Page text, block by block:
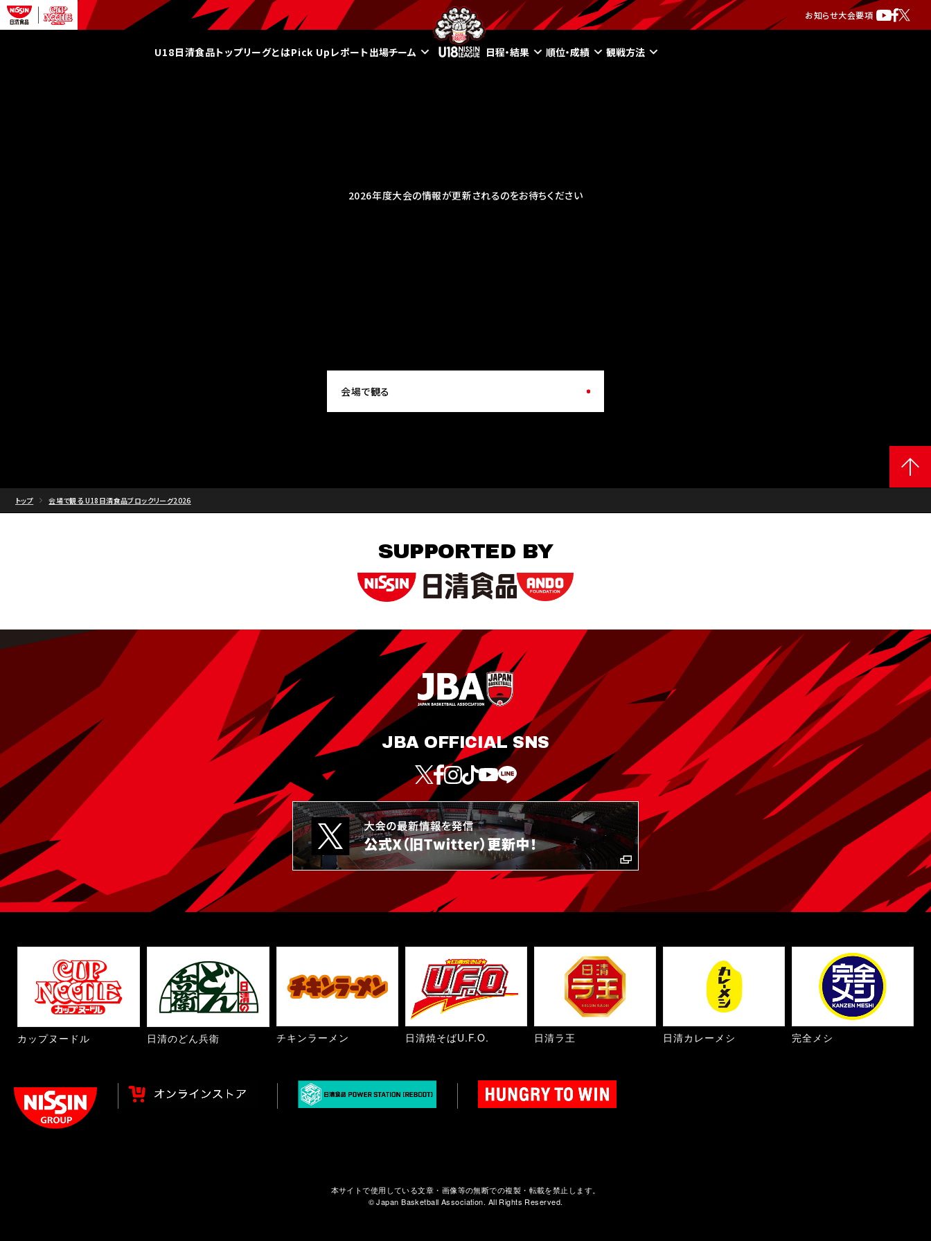
お知らせ大会要項
U18日清食品トップリーグとはPick Upレポート出場チーム 日程・結果 順位・成績 観戦方法
2026年度大会の情報が更新されるのをお待ちください
会場で観る
トップ 会場で観る U18日清食品ブロックリーグ2026
SUPPORTED BY
JBA OFFICIAL SNS
カップヌードル 日清のどん兵衛 チキンラーメン 日清焼そばU.F.O. 日清ラ王 日清カレーメシ 完全メシ
本サイトで使用している文章・画像等の無断での複製・転載を禁止します。
© Japan Basketball Association. All Rights Reserved.